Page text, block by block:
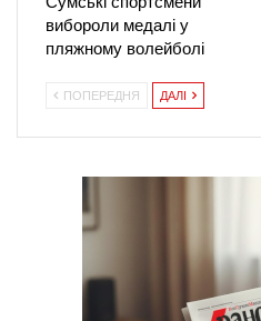
вибороли медалі у
пляжному волейболі
ПОПЕРЕДНЯ ДАЛІ